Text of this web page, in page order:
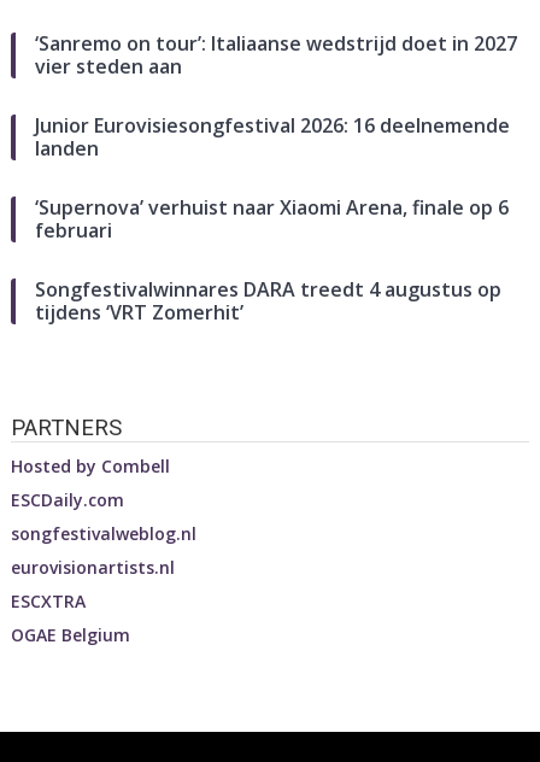
‘Sanremo on tour’: Italiaanse wedstrijd doet in 2027
vier steden aan
Junior Eurovisiesongfestival 2026: 16 deelnemende
landen
‘Supernova’ verhuist naar Xiaomi Arena, finale op 6
februari
Songfestivalwinnares DARA treedt 4 augustus op
tijdens ‘VRT Zomerhit’
PARTNERS
Hosted by Combell
ESCDaily.com
songfestivalweblog.nl
eurovisionartists.nl
ESCXTRA
OGAE Belgium